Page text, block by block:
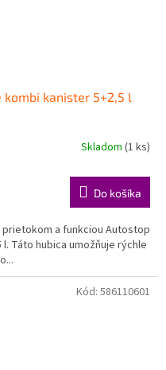
kombi kanister 5+2,5 l
Skladom (1 ks)
Do košíka
prietokom a funkciou Autostop
Táto hubica umožňuje rýchle
Kód: 586110601